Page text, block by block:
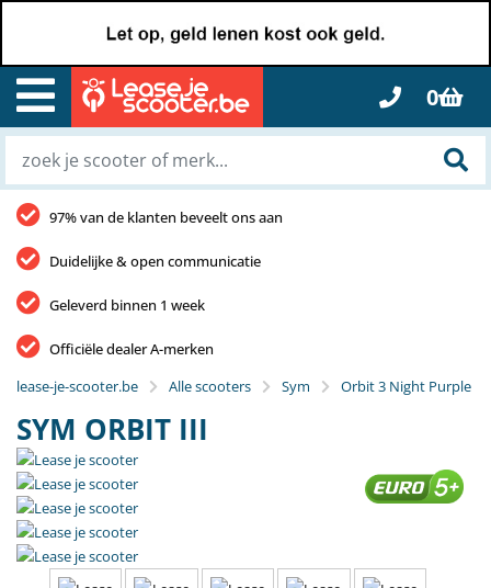
0
97% van de klanten beveelt ons aan
Duidelijke & open communicatie
Geleverd binnen 1 week
Officiële dealer A-merken
lease-je-scooter.be
Alle scooters Sym Orbit 3 Night Purple
SYM ORBIT III